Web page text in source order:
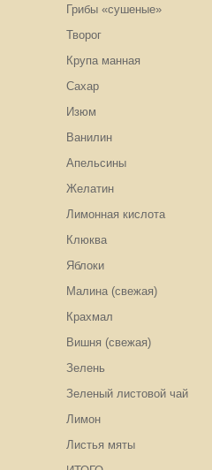
Грибы «сушеные»
Творог
Крупа манная
Сахар
Изюм
Ванилин
Апельсины
Желатин
Лимонная кислота
Клюква
Яблоки
Малина (свежая)
Крахмал
Вишня (свежая)
Зелень
Зеленый листовой чай
Лимон
Листья мяты